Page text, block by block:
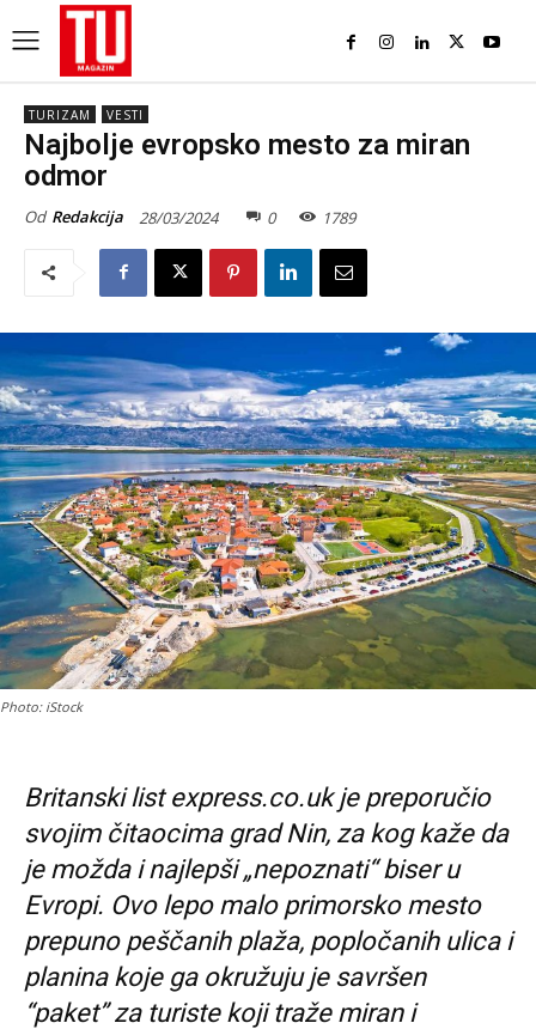
TURIZAM VESTI
Najbolje evropsko mesto za miran
odmor
Od Redakcija 28/03/2024 0 1789
Photo: iStock
Britanski list express.co.uk je preporučio
svojim čitaocima grad Nin, za kog kaže da
je možda i najlepši „nepoznati“ biser u
Evropi. Ovo lepo malo primorsko mesto
prepuno peščanih plaža, popločanih ulica i
planina koje ga okružuju je savršen
“paket” za turiste koji traže miran i